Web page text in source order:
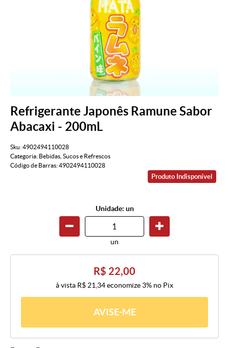
Refrigerante Japonês Ramune Sabor
Abacaxi - 200mL
Sku:4902494110028
Categoria: Bebidas Sucos e Refrescos
Código de Barras:4902494110028
Produto Indisponível
Unidade: un
un
R$ 22,00
à vista R$ 21,34economize 3% no Pix
AVISE-ME